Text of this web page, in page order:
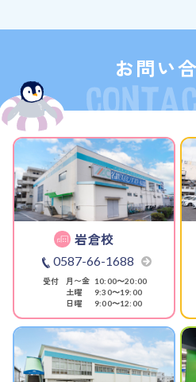
お問い
岩倉校
0587-66-1688
受付 月〜金 10:00〜20:00
土曜 9:30〜19:00
日曜 9:00〜12:00